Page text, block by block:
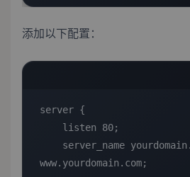
添加以下配置：
server {
www.yourdomain.com;